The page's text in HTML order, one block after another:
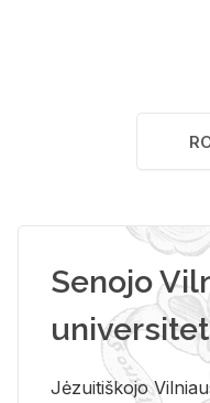
Senojo
Jėzuitiškojo